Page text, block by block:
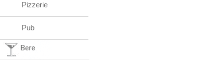
Pizzerie
Pub
Bere